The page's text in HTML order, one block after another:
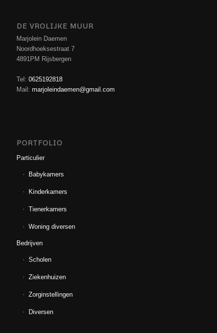
DE VROLIJKE MUUR
Marjolein Daemen
Noordhoeksestraat 7
4891PM Rijsbergen
Tel: 0625192818
Mail: marjoleindaemen@gmail.com
PORTFOLIO
Particulier
Babykamers
Kinderkamers
Tienerkamers
Woning diversen
Bedrijven
Scholen
Ziekenhuizen
Zorginstellingen
Diversen